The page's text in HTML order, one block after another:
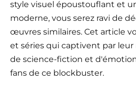
style visuel époustouflant et
moderne, vous serez ravi de
œuvres similaires. Cet article
et séries qui captivent par
de science-fiction et
fans de ce blockbuster.